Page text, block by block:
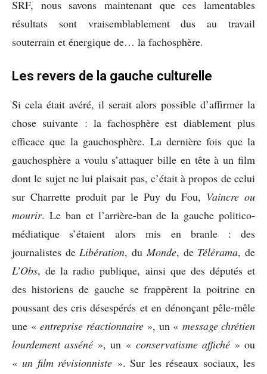
SRF, nous savons maintenant que ces lamentables
résultats sont vraisemblablement dus au travail
souterrain et énergique de… la fachosphère.
Les revers de la gauche culturelle
Si cela était avéré, il serait alors possible d’affirmer la
chose suivante : la fachosphère est diablement plus
efficace que la gauchosphère. La dernière fois que la
gauchosphère a voulu s’attaquer bille en tête à un film
dont le sujet ne lui plaisait pas, c’était à propos de celui
sur Charrette produit par le Puy du Fou, Vaincre ou
mourir. Le ban et l’arrière-ban de la gauche politico-
médiatique s’étaient alors mis en branle : des
journalistes de Libération, du Monde, de Télérama, de
L’Obs, de la radio publique, ainsi que des députés et
des historiens de gauche se frappèrent la poitrine en
poussant des cris désespérés et en dénonçant pêle-mêle
une « entreprise réactionnaire», un « message chrétien
lourdement asséné », un « conservatisme affiché» ou
«un film révisionniste ». Sur les réseaux sociaux, les